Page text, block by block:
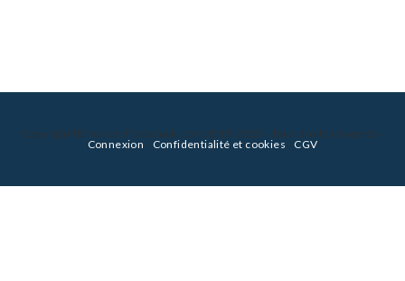
Copyright © France-Fotostock.com 2019-2023 - Tous droits réservés -
Connexion - Confidentialité et cookies - CGV